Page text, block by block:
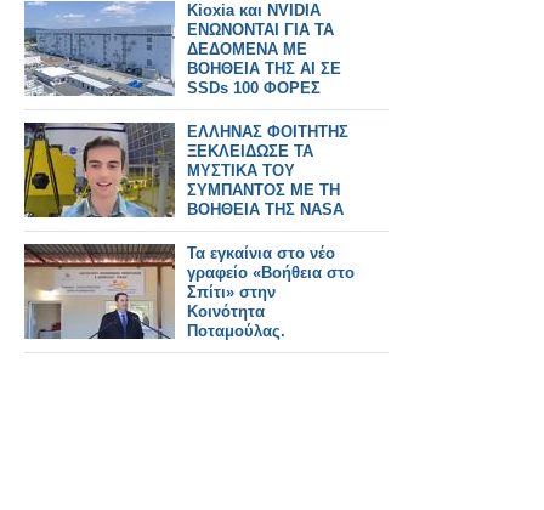
Kioxia και NVIDIA
ΕΝΩΝΟΝΤΑΙ ΓΙΑ ΤΑ
ΔΕΔΟΜΕΝΑ ΜΕ
ΒΟΗΘΕΙΑ ΤΗΣ AI ΣΕ
SSDs 100 ΦΟΡΕΣ
ΤΑΧΥΤΕΡΟΥΣ ΤΟ
2027
ΕΛΛΗΝΑΣ ΦΟΙΤΗΤΗΣ
ΞΕΚΛΕΙΔΩΣΕ ΤΑ
ΜΥΣΤΙΚΑ ΤΟΥ
ΣΥΜΠΑΝΤΟΣ ΜΕ ΤΗ
ΒΟΗΘΕΙΑ ΤΗΣ NASA
Τα εγκαίνια στο νέο
γραφείο «Βοήθεια στο
Σπίτι» στην
Κοινότητα
Ποταμούλας.